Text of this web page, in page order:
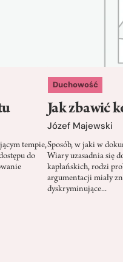
tempie,
do
Duchowość
Jak zbawić
Józef Majewski
Sposób, w jaki w
Wiary uzasadnia się
kapłańskich, rodzi
argumentacji miały
dyskryminujące...